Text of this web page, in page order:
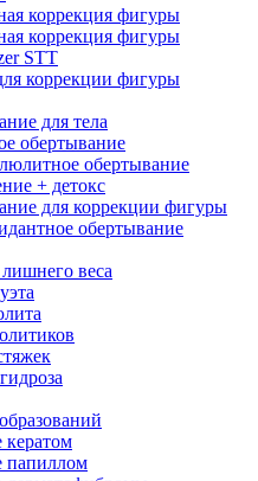
коррекция фигуры
коррекция фигуры
STT
коррекции фигуры
для тела
обертывание
обертывание
+ детокс
для коррекции фигуры
обертывание
веса
кератом
папиллом